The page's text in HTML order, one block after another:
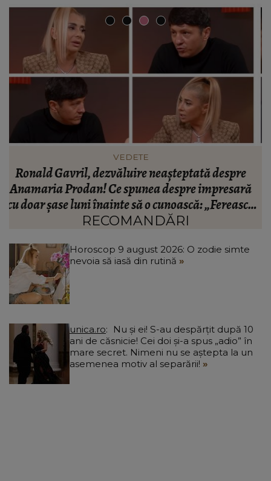
INFORMATIILE ZILEI
BREAKING! Lionel Messi este în doliu! Tatăl
fotbalistului s-a stins din viață!
RECOMANDĂRI
Horoscop 9 august 2026: O zodie simte
nevoia să iasă din rutină
unica.ro
ani de căsnicie! Cei doi și-a spus „adio” în
mare secret. Nimeni nu se aștepta la un
asemenea motiv al separării!